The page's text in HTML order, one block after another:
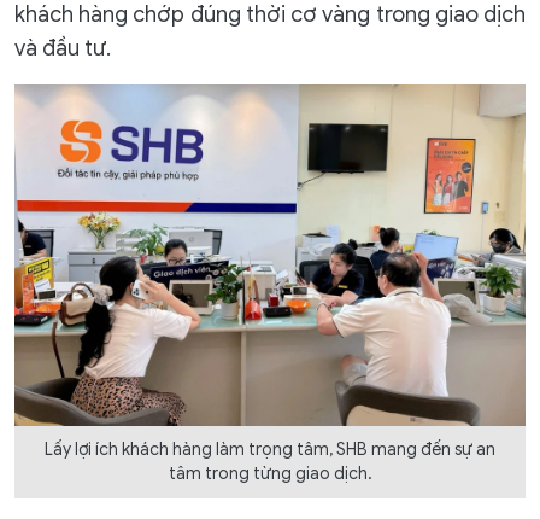
khách hàng chớp đúng thời cơ vàng trong giao dịch
và đầu tư.
Lấy lợi ích khách hàng làm trọng tâm, SHB mang đến sự an
tâm trong từng giao dịch.